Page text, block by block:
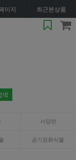
이지 최근본상품
서양란
공기정화식물